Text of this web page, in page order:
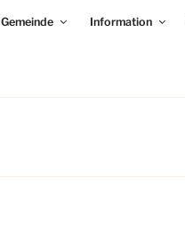
Gemeinde Information